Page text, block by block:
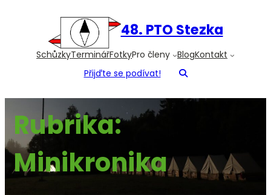
48. PTO Stezka
SchůzkyTerminářFotkyPro členy BlogKontakt
Přijďte se podívat!
Rubrika:
Minikronika